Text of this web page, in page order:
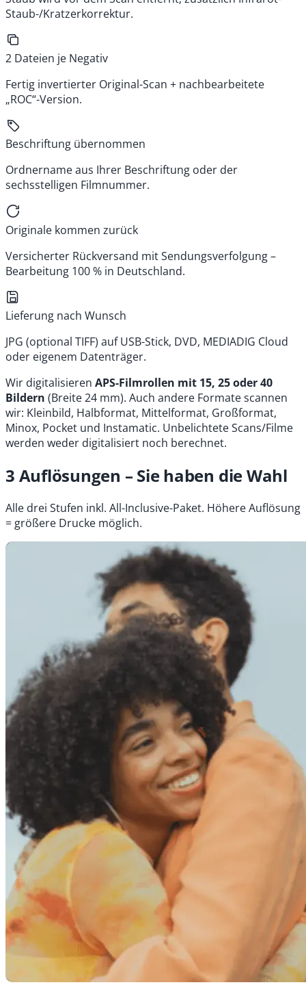
Staub-/Kratzerkorrektur.
2 Dateien je Negativ
Fertig invertierter Original-Scan + nachbearbeitete
„ROC“-Version.
Beschriftung übernommen
Ordnername aus Ihrer Beschriftung oder der
sechsstelligen Filmnummer.
Originale kommen zurück
Versicherter Rückversand mit Sendungsverfolgung –
Bearbeitung 100 % in Deutschland.
Lieferung nach Wunsch
JPG (optional TIFF) auf USB-Stick, DVD, MEDIADIG Cloud
oder eigenem Datenträger.
Wir digitalisieren APS-Filmrollen mit 15, 25 oder 40
Bildern (Breite 24 mm). Auch andere Formate scannen
wir: Kleinbild, Halbformat, Mittelformat, Großformat,
Minox, Pocket und Instamatic. Unbelichtete Scans/Filme
werden weder digitalisiert noch berechnet.
3 Auflösungen – Sie haben die Wahl
Alle drei Stufen inkl. All-Inclusive-Paket. Höhere Auflösung
= größere Drucke möglich.